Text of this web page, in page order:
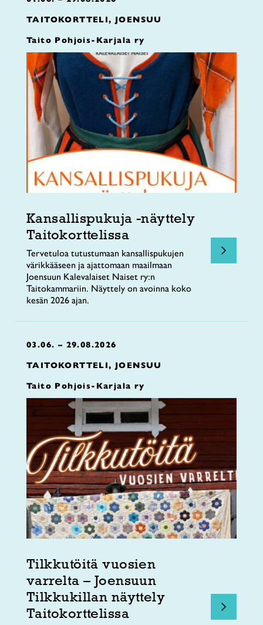
TAITOKORTTELI, JOENSUU
Taito Pohjois-Karjala ry
Kansallispukuja -näyttely
Taitokorttelissa
Tervetuloa tutustumaan kansallispukujen
värikkääseen ja ajattomaan maailmaan
Joensuun Kalevalaiset Naiset ry:n
Taitokammariin. Näyttely on avoinna koko
kesän 2026 ajan.
03.06. – 29.08.2026
TAITOKORTTELI, JOENSUU
Taito Pohjois-Karjala ry
Tilkkutöitä vuosien
varrelta – Joensuun
Tilkkukillan näyttely
Taitokorttelissa